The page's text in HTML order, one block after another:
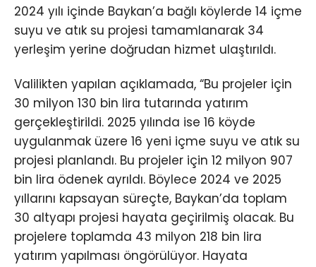
2024 yılı içinde Baykan’a bağlı köylerde 14 içme
suyu ve atık su projesi tamamlanarak 34
yerleşim yerine doğrudan hizmet ulaştırıldı.
Valilikten yapılan açıklamada, “Bu projeler için
30 milyon 130 bin lira tutarında yatırım
gerçekleştirildi. 2025 yılında ise 16 köyde
uygulanmak üzere 16 yeni içme suyu ve atık su
projesi planlandı. Bu projeler için 12 milyon 907
bin lira ödenek ayrıldı. Böylece 2024 ve 2025
yıllarını kapsayan süreçte, Baykan’da toplam
30 altyapı projesi hayata geçirilmiş olacak. Bu
projelere toplamda 43 milyon 218 bin lira
yatırım yapılması öngörülüyor. Hayata